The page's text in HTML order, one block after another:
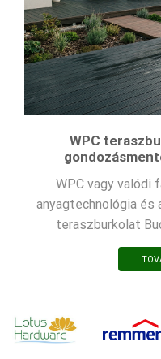
WPC
WPC vagy valódi
anyagtechnológia és
teraszburkolat